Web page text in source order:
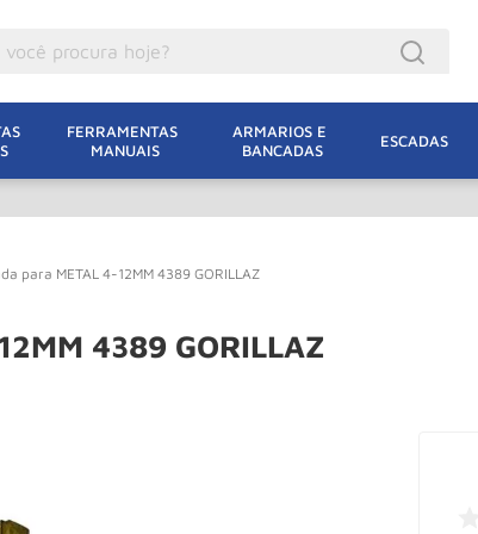
FERRAMENTAS
MANUAIS
ARMARIOS E
BANCADAS
ESCADAS
para METAL 4-12MM 4389 GORILLAZ
4389 GORILLAZ